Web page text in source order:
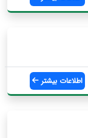
اطلاعات بیشتر